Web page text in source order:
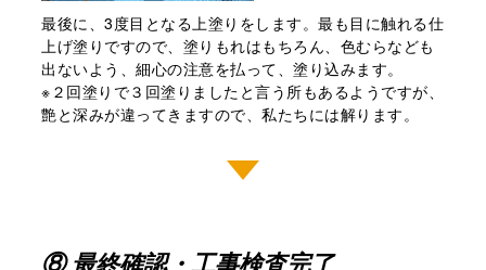
最後に、3度目となる上塗りをします。最も目に触れる仕
上げ塗りですので、塗りもれはもちろん、⾊むらなども
出ないよう、細心の注意を払って、塗り込みます。
※２回塗りで３回塗りましたと言う所もあるようですが、
艶と深みが違ってきますので、私たちには解ります。
⑧ 最終確認・工事検査完了